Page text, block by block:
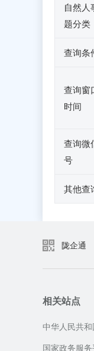
自然人
题分类
查询条
查询窗
时间
查询微
号
其他查
陇企通
相关站点
中华人民共
国家政务服